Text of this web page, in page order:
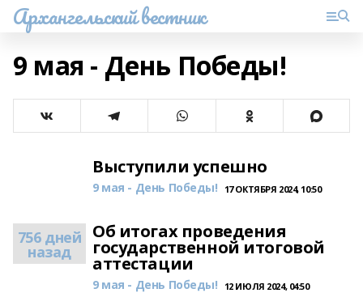
Архангельский вестник
9 мая - День Победы!
Выступили успешно
9 мая - День Победы! 17 ОКТЯБРЯ 2024, 10:50
756 дней
назад
Об итогах проведения
государственной итоговой
аттестации
9 мая - День Победы! 12 ИЮЛЯ 2024, 04:50